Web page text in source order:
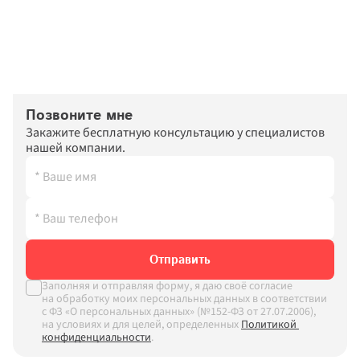
Позвоните мне
Закажите бесплатную консультацию у специалистов
нашей компании.
Отправить
Заполняя и отправляя форму, я даю своё согласие
на обработку моих персональных данных в соответствии
с ФЗ «О персональных данных» (№152-ФЗ от 27.07.2006),
на условиях и для целей, определенныхПолитикой
конфиденциальности.